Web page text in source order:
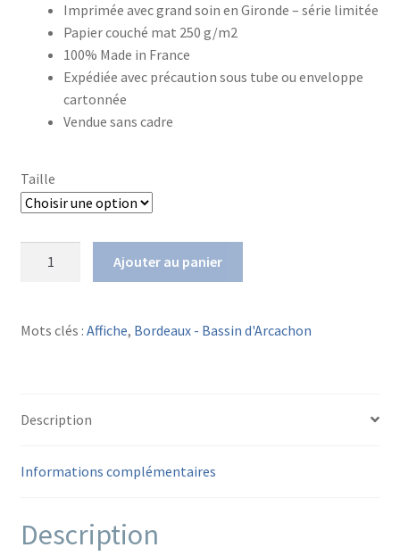
à
29,00€
Imprimée avec grand soin en Gironde – série limitée
Papier couché mat 250 g/m2
100% Made in France
Expédiée avec précaution sous tube ou enveloppe
cartonnée
Vendue sans cadre
Taille
Le
Ajouter au panier
Mots clés : Affiche, Bordeaux - Bassin d'Arcachon
Description
Informations complémentaires
Description